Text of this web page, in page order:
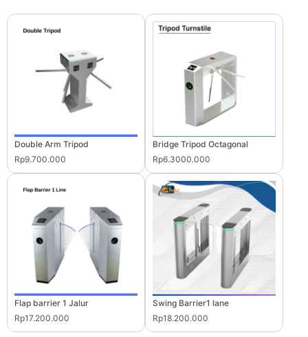
Double Arm Tripod
Rp9.700.000
Bridge Tripod Octagonal
Rp6.3000.000
Flap barrier 1 Jalur
Rp17.200.000
Swing Barrier1 lane
Rp18.200.000